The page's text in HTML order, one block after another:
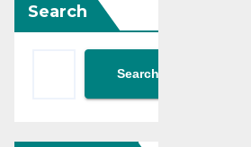
Search
Search